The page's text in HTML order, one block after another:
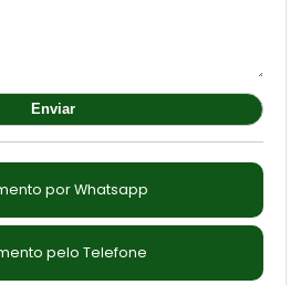
por Whatsapp
pelo Telefone